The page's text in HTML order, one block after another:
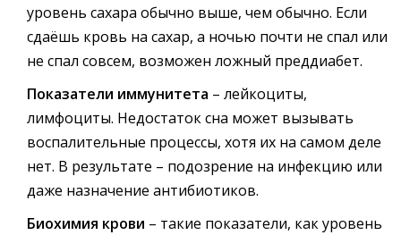
уровень сахара обычно выше, чем обычно. Если
сдаёшь кровь на сахар, а ночью почти не спал или
не спал совсем, возможен ложный преддиабет.
Показатели иммунитета – лейкоциты,
лимфоциты. Недостаток сна может вызывать
воспалительные процессы, хотя их на самом деле
нет. В результате – подозрение на инфекцию или
даже назначение антибиотиков.
Биохимия крови – такие показатели, как уровень